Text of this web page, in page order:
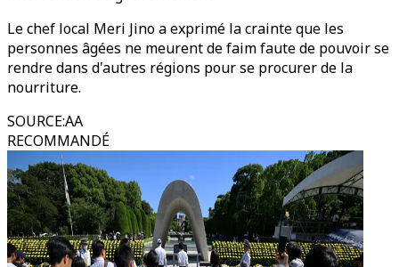
Le chef local Meri Jino a exprimé la crainte que les
personnes âgées ne meurent de faim faute de pouvoir se
rendre dans d'autres régions pour se procurer de la
nourriture.
SOURCE:AA
RECOMMANDÉ